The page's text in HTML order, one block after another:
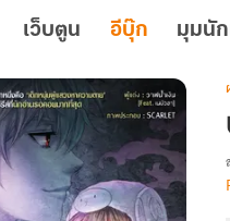
เว็บตูน อีบุ๊ก มุมนัก